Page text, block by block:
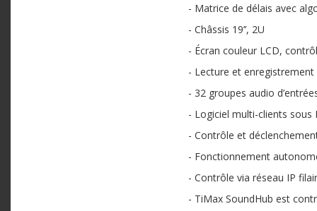
- Matrice de délais avec
- Châssis 19’’, 2U
- Écran couleur LCD,
- Lecture et enregistrement
- 32 groupes audio
- Logiciel multi-clients
- Contrôle et
- Fonctionnement
- Contrôle via réseau IP
- TiMax SoundHub est